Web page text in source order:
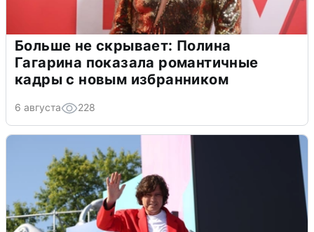
Больше не скрывает: Полина
Гагарина показала романтичные
кадры с новым избранником
6 августа 228